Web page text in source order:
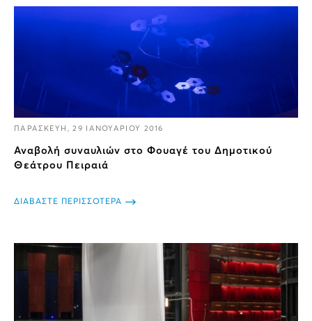
ΠΑΡΑΣΚΕΥΗ, 29 ΙΑΝΟΥΑΡΙΟΥ 2016
Αναβολή συναυλιών στο Φουαγέ του Δημοτικού
Θεάτρου Πειραιά
ΔΙΑΒΑΣΤΕ ΠΕΡΙΣΣΟΤΕΡΑ